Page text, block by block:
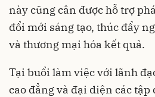
này cũng cân được hỗ trợ
đổi mới sáng tạo, thúc đẩy
và thương mại hóa kết quả.
Tại buổi làm việc với lãnh
cao đẳng và đại diện các